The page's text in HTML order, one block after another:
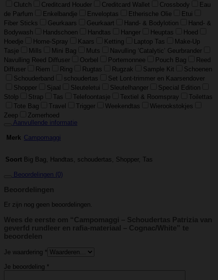
Clutch
Creditcard Houder Creditcard Wallet Crossbody
Eau
de Parfum
Enkelbandje Enveloptas Etherische Olie
Etui
Fiber Sticks
Geurkaars Geurkaart Hand- & Bodylotion
Hand- &
Bodywash
Handschoen Handtas Hanger Heuptas
Hoed
Hoedje
Home-Spray Kaars Ketting Laptop Tas
Make-Up
Tasje
Mills Mini Bag Muts
Navulling ‘Catalytic’ Geurbrander
Navulling Reed Diffuser
Oorbel Portemonnee Pouch Bag
Reed
Diffuser
Riem Ring Rugtas Rugzak Sample Kit
Schoenen
Schouderband
schoudertas
Set Lont-trimmer en Kaarsendover
Shopper
Sjaal Sleuteletui Sleutelhanger
Special Edition
Stolp
Strap Tas Telefoontasje Textiel & Roomspray
Toilettas
Tote Bag
Travel Trigger Weekendtas
Wierookstokjes
Zeep
Zomerhoed
Aanvullende informatie
Merk Campomaggi
Soort Big Bag, Handtas, schoudertas, Shopper, Tas
Beoordelingen (0)
Beoordelingen
Er zijn nog geen beoordelingen.
Wees de eerste om “Campomaggi – Schoudertas Patrizia van
geverfd rundleer en rafia-materiaal – Cognac/White” te
beoordelen
Je waardering *
Je beoordeling *